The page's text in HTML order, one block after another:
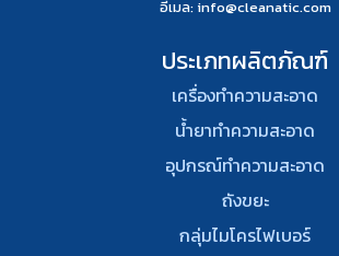
อีเมล: info@cleanatic.com
ประเภทผลิตภัณฑ์
เครื่องทำความสะอาด
น้ำยาทำความสะอาด
อุปกรณ์ทําความสะอาด
ถังขยะ
กลุ่มไมโครไฟเบอร์